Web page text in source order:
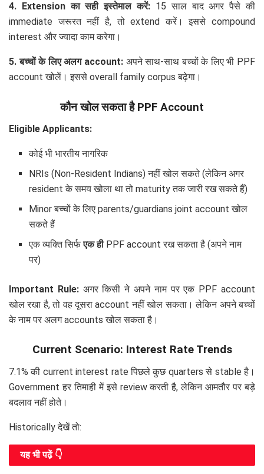
4. Extension का सही इस्तेमाल करें: 15 साल बाद अगर पैसे की
immediate जरूरत नहीं है, तो extend करें। इससे compound
interest और ज्यादा काम करेगा।
5. बच्चों के लिए अलग account:अपने साथ-साथ बच्चों के लिए भी PPF
account खोलें। इससे overall family corpus बढ़ेगा।
कौन खोल सकता है PPF Account
Eligible Applicants:
कोई भी भारतीय नागरिक
NRIs (Non-Resident Indians) नहीं खोल सकते (लेकिन अगर
resident के समय खोला था तो maturity तक जारी रख सकते हैं)
Minor बच्चों के लिए parents/guardians joint account खोल
सकते हैं
एक व्यक्ति सिर्फएक हीPPF account रख सकता है (अपने नाम
पर)
Important Rule:अगर किसी ने अपने नाम पर एक PPF account
खोल रखा है, तो वह दूसरा account नहीं खोल सकता। लेकिन अपने बच्चों
के नाम पर अलग accounts खोल सकता है।
Current Scenario: Interest Rate Trends
7.1% की current interest rate पिछले कुछ quarters से stable है।
Government हर तिमाही में इसे review करती है, लेकिन आमतौर पर बड़े
बदलाव नहीं होते।
Historically देखें तो:
यह भी पढे़ं 👇